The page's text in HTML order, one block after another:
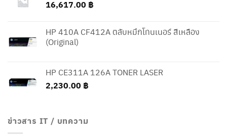
16,617.00 ฿
HP 410A CF412A ตลับหมึกโทนเนอร์ สีเหลือง
(Original)
HP CE311A 126A TONER LASER
2,230.00 ฿
ข่าวสาร IT / บทความ